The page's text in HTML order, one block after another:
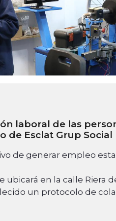
laboral de las
de Esclat Grup Social
de generar empleo
en la calle Riera
un protocolo de